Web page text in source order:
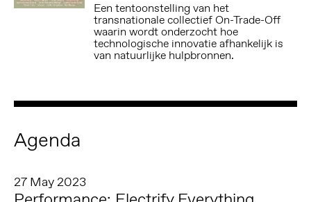
Een tentoonstelling van het
transnationale collectief On-Trade-Off
waarin wordt onderzocht hoe
technologische innovatie afhankelijk is
van natuurlijke hulpbronnen.
Agenda
27 May 2023